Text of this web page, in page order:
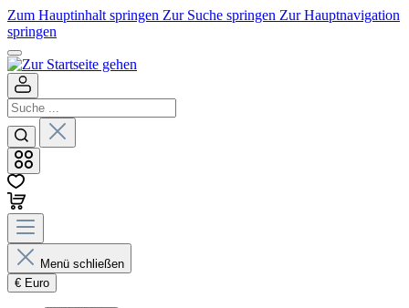
Zum Hauptinhalt springen Zur Suche springen Zur Hauptnavigation
springen
Menü schließen
€ Euro